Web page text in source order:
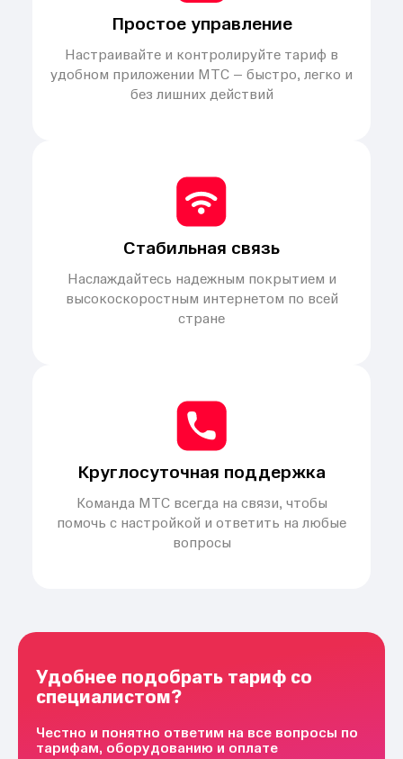
Простое управление
Настраивайте и контролируйте тариф в
удобном приложении МТС – быстро, легко и
без лишних действий
Стабильная связь
Наслаждайтесь надежным покрытием и
высокоскоростным интернетом по всей
стране
Круглосуточная поддержка
Команда МТС всегда на связи, чтобы
помочь с настройкой и ответить на любые
вопросы
Удобнее подобрать тариф со
специалистом?
Честно и понятно ответим на все вопросы по
тарифам, оборудованию и оплате